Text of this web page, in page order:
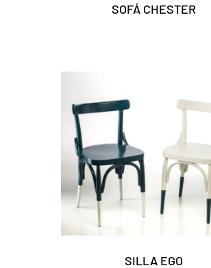
SOFÁ CHESTER
SILLA EGO